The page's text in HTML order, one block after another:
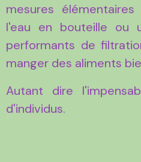
mesures
l'eau en bouteille ou
performants de
manger des aliments
Autant dire
d'individus.